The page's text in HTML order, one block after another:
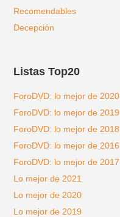
Recomendables
Decepción
Listas Top20
ForoDVD: lo mejor de 2020
ForoDVD: lo mejor de 2019
ForoDVD: lo mejor de 2018
ForoDVD: lo mejor de 2016
ForoDVD: lo mejor de 2017
Lo mejor de 2021
Lo mejor de 2020
Lo mejor de 2019